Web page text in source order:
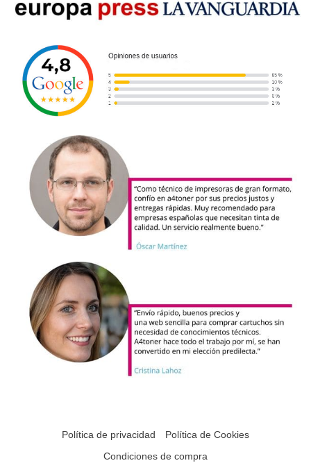
Política de privacidad
Política de Cookies
Condiciones de compra